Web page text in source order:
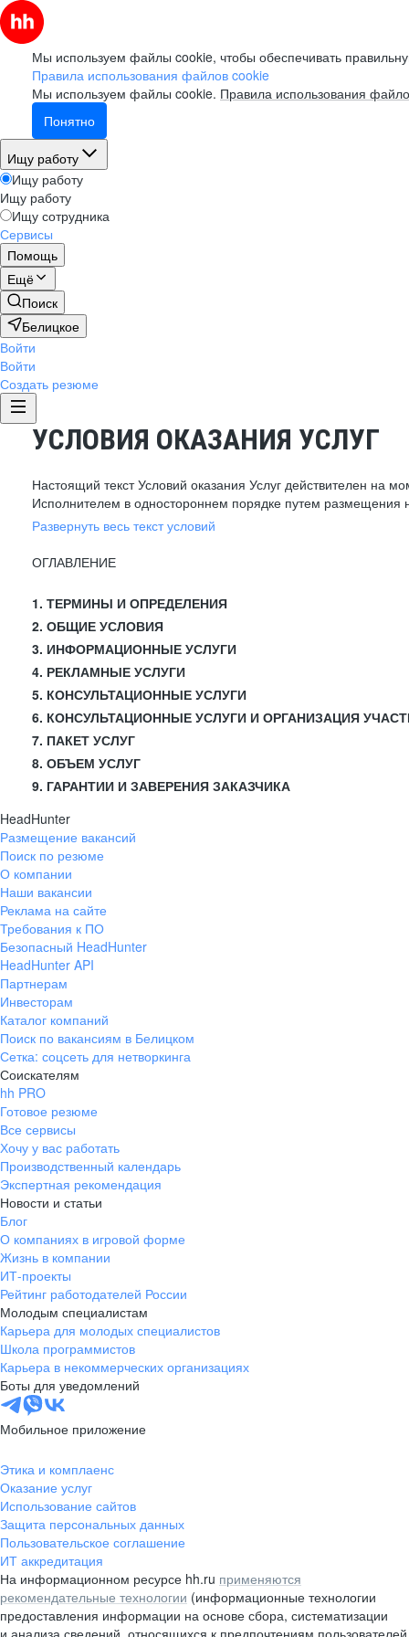
Мы используем файлы cookie, чтобы обеспечивать
Правила использования файлов cookie
Мы используем файлы cookie. Правила использования
Понятно
Ищу работу
Ищу работу
Ищу работу
Ищу сотрудника
Сервисы
Помощь
Ещё
Поиск
Белицкое
Войти
Войти
Создать резюме
УСЛОВИЯ ОКАЗАНИЯ УСЛУГ
Настоящий текст Условий оказания Услуг действителен на
Исполнителем в одностороннем порядке путем размещения
Развернуть весь текст условий
ОГЛАВЛЕНИЕ
1. ТЕРМИНЫ И ОПРЕДЕЛЕНИЯ
2. ОБЩИЕ УСЛОВИЯ
3. ИНФОРМАЦИОННЫЕ УСЛУГИ
4. РЕКЛАМНЫЕ УСЛУГИ
5. КОНСУЛЬТАЦИОННЫЕ УСЛУГИ
6. КОНСУЛЬТАЦИОННЫЕ УСЛУГИ И ОРГАНИЗАЦИЯ
7. ПАКЕТ УСЛУГ
8. ОБЪЕМ УСЛУГ
9. ГАРАНТИИ И ЗАВЕРЕНИЯ ЗАКАЗЧИКА
HeadHunter
Размещение вакансий
Поиск по резюме
О компании
Наши вакансии
Реклама на сайте
Требования к ПО
Безопасный HeadHunter
HeadHunter API
Партнерам
Инвесторам
Каталог компаний
Поиск по вакансиям в Белицком
Сетка: соцсеть для нетворкинга
Соискателям
hh PRO
Готовое резюме
Все сервисы
Хочу у вас работать
Производственный календарь
Экспертная рекомендация
Новости и статьи
Блог
О компаниях в игровой форме
Жизнь в компании
ИТ-проекты
Рейтинг работодателей России
Молодым специалистам
Карьера для молодых специалистов
Школа программистов
Карьера в некоммерческих организациях
Боты для уведомлений
Мобильное приложение
Этика и комплаенс
Оказание услуг
Использование сайтов
Защита персональных данных
Пользовательское соглашение
ИТ аккредитация
На информационном ресурсе hh.ru применяются
рекомендательные технологии (информационные технологии
предоставления информации на основе сбора, систематизации
и анализа сведений, относящихся к предпочтениям пользователей